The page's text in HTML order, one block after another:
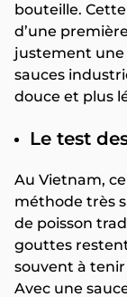
bouteille.
d’une
justement
sauces
douce et plus
Le test
Au Vietnam,
méthode très
de poisson
gouttes
souvent à tenir
Avec une